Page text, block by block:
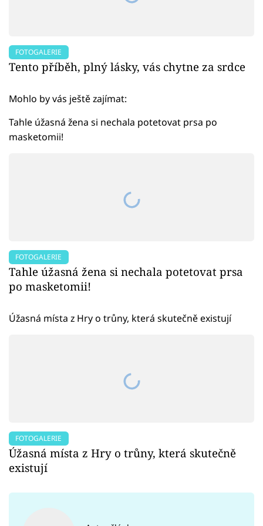
FOTOGALERIE
Tento příběh, plný lásky, vás chytne za srdce
Mohlo by vás ještě zajímat:
Tahle úžasná žena si nechala potetovat prsa po
masketomii!
FOTOGALERIE
Tahle úžasná žena si nechala potetovat prsa
po masketomii!
Úžasná místa z Hry o trůny, která skutečně existují
FOTOGALERIE
Úžasná místa z Hry o trůny, která skutečně
existují